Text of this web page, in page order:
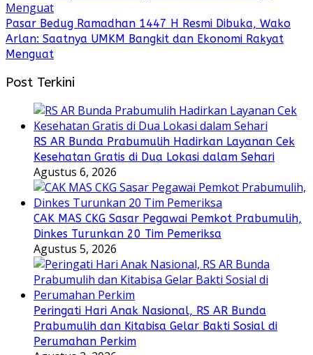
Pasar Bedug Ramadhan 1447 H Resmi Dibuka, Wako
Arlan: Saatnya UMKM Bangkit dan Ekonomi Rakyat
Menguat
Post Terkini
RS AR Bunda Prabumulih Hadirkan Layanan Cek
Kesehatan Gratis di Dua Lokasi dalam Sehari
Agustus 6, 2026
CAK MAS CKG Sasar Pegawai Pemkot Prabumulih,
Dinkes Turunkan 20 Tim Pemeriksa
Agustus 5, 2026
Peringati Hari Anak Nasional, RS AR Bunda
Prabumulih dan Kitabisa Gelar Bakti Sosial di
Perumahan Perkim